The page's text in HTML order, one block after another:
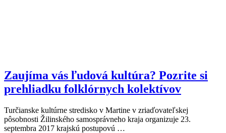
Zaujíma vás ľudová kultúra? Pozrite si
prehliadku folklórnych kolektívov
Turčianske kultúrne stredisko v Martine v zriaďovateľskej
pôsobnosti Žilinského samosprávneho kraja organizuje 23.
septembra 2017 krajskú postupovú …